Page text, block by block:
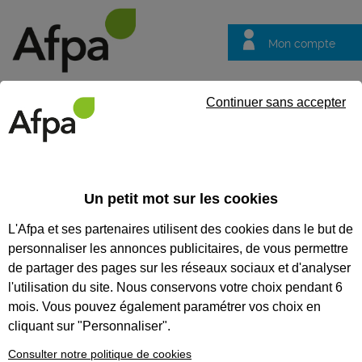
Mon compte
questions
NOS FORMATIONS
COMPÉTENCES CLÉS
Nos formationsCléA
Prendre des notes, maîtriser les
4 opérations, lire un plan...des
mieux évoluer dans votre
Un petit mot sur les cookies
L'Afpa et ses partenaires utilisent des cookies dans le but de
personnaliser les annonces publicitaires, de vous permettre
de partager des pages sur les réseaux sociaux et d'analyser
l'utilisation du site. Nous conservons votre choix pendant 6
mois. Vous pouvez également paramétrer vos choix en
cliquant sur "Personnaliser".
Consulter notre politique de cookies
Continuer sans accepter